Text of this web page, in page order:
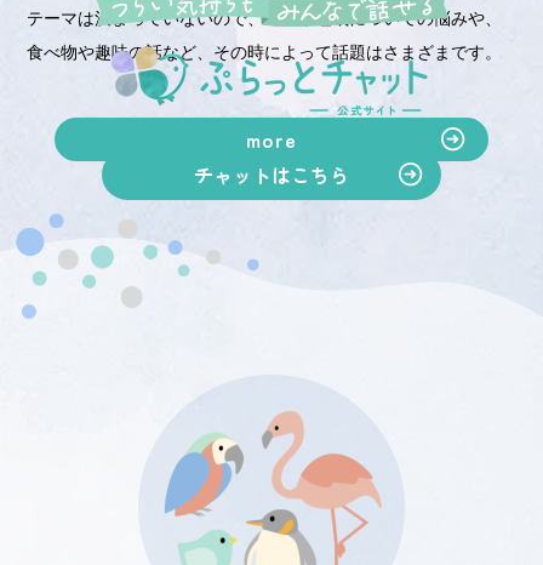
チャットはこちら
テーマは決まっていないので、通院や睡眠についての悩みや、
食べ物や趣味の話など、その時によって話題はさまざまです。
more